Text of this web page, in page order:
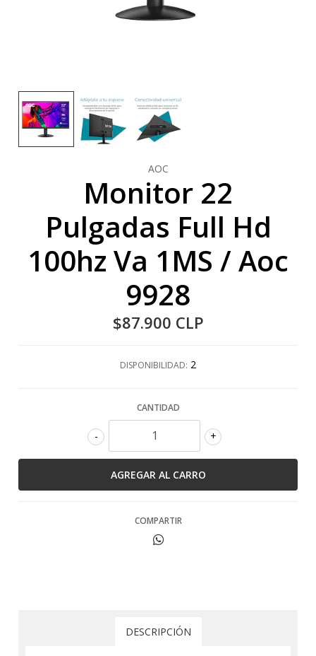
AOC
Monitor 22
Pulgadas Full Hd
100hz Va 1MS / Aoc
9928
$87.900 CLP
DISPONIBILIDAD: 2
CANTIDAD
+
-
COMPARTIR
DESCRIPCIÓN